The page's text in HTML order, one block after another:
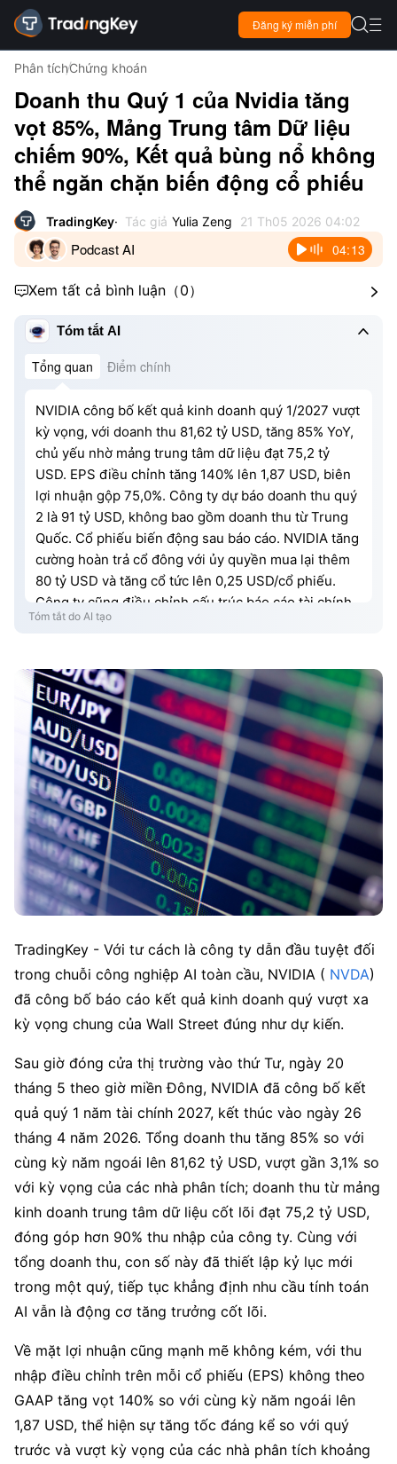
Đăng ký miễn phí  
Phân tíchChứng khoán
Doanh thu Quý 1 của Nvidia tăng
vọt 85%, Mảng Trung tâm Dữ liệu
chiếm 90%, Kết quả bùng nổ không
thể ngăn chặn biến động cổ phiếu
TradingKey Tác giả Yulia Zeng 21 Th05 2026 04:02
Podcast AI 04:13
Xem tất cả bình luận （0） 
Tóm tắt AI 
Tổng quan Điểm chính
NVIDIA công bố kết quả kinh doanh quý 1/2027 vượt
kỳ vọng, với doanh thu 81,62 tỷ USD, tăng 85% YoY,
chủ yếu nhờ mảng trung tâm dữ liệu đạt 75,2 tỷ
USD. EPS điều chỉnh tăng 140% lên 1,87 USD, biên
lợi nhuận gộp 75,0%. Công ty dự báo doanh thu quý
2 là 91 tỷ USD, không bao gồm doanh thu từ Trung
Quốc. Cổ phiếu biến động sau báo cáo. NVIDIA tăng
cường hoàn trả cổ đông với ủy quyền mua lại thêm
80 tỷ USD và tăng cổ tức lên 0,25 USD/cổ phiếu.
Công ty cũng điều chỉnh cấu trúc báo cáo tài chính
thành hai nền tảng chính: Trung tâm dữ liệu và Điện
Tóm tắt do AI tạo
TradingKey - Với tư cách là công ty dẫn đầu tuyệt đối
trong chuỗi công nghiệp AI toàn cầu, NVIDIA ( NVDA)
đã công bố báo cáo kết quả kinh doanh quý vượt xa
kỳ vọng chung của Wall Street đúng như dự kiến.
Sau giờ đóng cửa thị trường vào thứ Tư, ngày 20
tháng 5 theo giờ miền Đông, NVIDIA đã công bố kết
quả quý 1 năm tài chính 2027, kết thúc vào ngày 26
tháng 4 năm 2026. Tổng doanh thu tăng 85% so với
cùng kỳ năm ngoái lên 81,62 tỷ USD, vượt gần 3,1% so
với kỳ vọng của các nhà phân tích; doanh thu từ mảng
kinh doanh trung tâm dữ liệu cốt lõi đạt 75,2 tỷ USD,
đóng góp hơn 90% thu nhập của công ty. Cùng với
tổng doanh thu, con số này đã thiết lập kỷ lục mới
trong một quý, tiếp tục khẳng định nhu cầu tính toán
AI vẫn là động cơ tăng trưởng cốt lõi.
Về mặt lợi nhuận cũng mạnh mẽ không kém, với thu
nhập điều chỉnh trên mỗi cổ phiếu (EPS) không theo
GAAP tăng vọt 140% so với cùng kỳ năm ngoái lên
1,87 USD, thể hiện sự tăng tốc đáng kể so với quý
trước và vượt kỳ vọng của các nhà phân tích khoảng